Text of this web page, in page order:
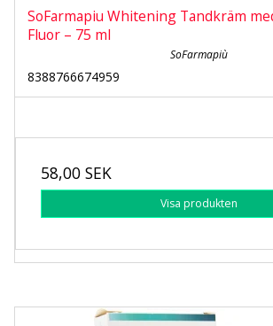
SoFarmapiu Whitening Tandkräm
Fluor – 75 ml
SoFarmapiù
8388766674959
58,00 SEK
Visa produkten